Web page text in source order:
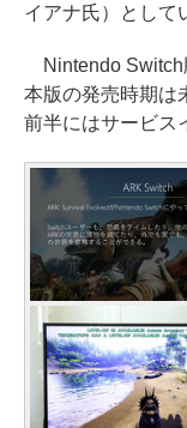
イアナ氏）として
Nintendo Switch
本版の発売時期は
前半にはサービス